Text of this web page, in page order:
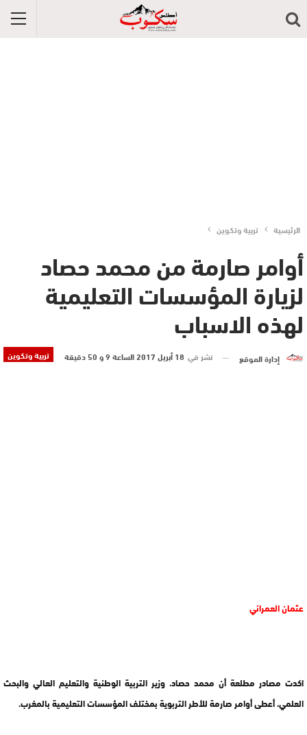
الرئيسية تربية وتكوين
أوامر صارمة من محمد حصاد
لزيارة المؤسسات التعليمية
لهذه الاسباب
تربية وتكوين إدارة الموقع نشر في 18 أبريل 2017 الساعة 9 و 50 دقيقة
عثمان العمراني
اكدت مصادر مطلعة أن محمد حصاد، وزير التربية الوطنية والتعليم العالي والبحث
العلمي، أعطى أوامر صارمة للأطر التربوية بمختلف المؤسسات التعليمية بالمغرب.